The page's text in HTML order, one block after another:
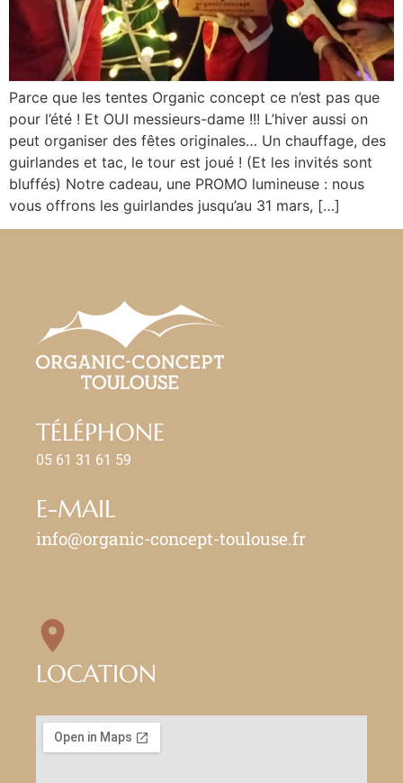
Parce que les tentes Organic concept ce n’est pas que
pour l’été ! Et OUI messieurs-dame !!! L’hiver aussi on
peut organiser des fêtes originales… Un chauffage, des
guirlandes et tac, le tour est joué ! (Et les invités sont
bluffés) Notre cadeau, une PROMO lumineuse : nous
vous offrons les guirlandes jusqu’au 31 mars, […]
TÉLÉPHONE
05 61 31 61 59
E-MAIL
info@organic-concept-toulouse.fr
LOCATION